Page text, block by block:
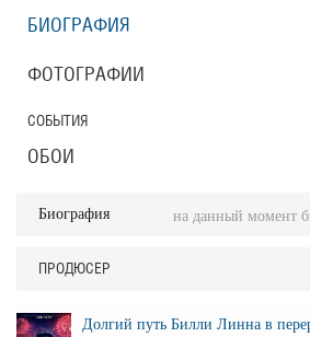
БИОГРАФИЯ
ФОТОГРАФИИ
СОБЫТИЯ
ОБОИ
Биография на данный момент
ПРОДЮСЕР
Долгий путь Билли Линна в